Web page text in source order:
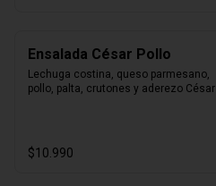
Ensalada César Pollo
Lechuga costina, queso parmesano,
pollo, palta, crutones y aderezo César
$10.990